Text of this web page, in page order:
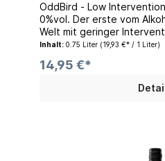
OddBird - Low
0%vol. Der erste vom Alkohol befreite Wein der
Welt mit geringer
Cuvée aus Merlot
Spontan vergoren, von
biologisch und in
vergoren. Es vereinen sich
Inhalt: 0.75 Liter (19,93 €* / 1 Liter)
14,95 €*